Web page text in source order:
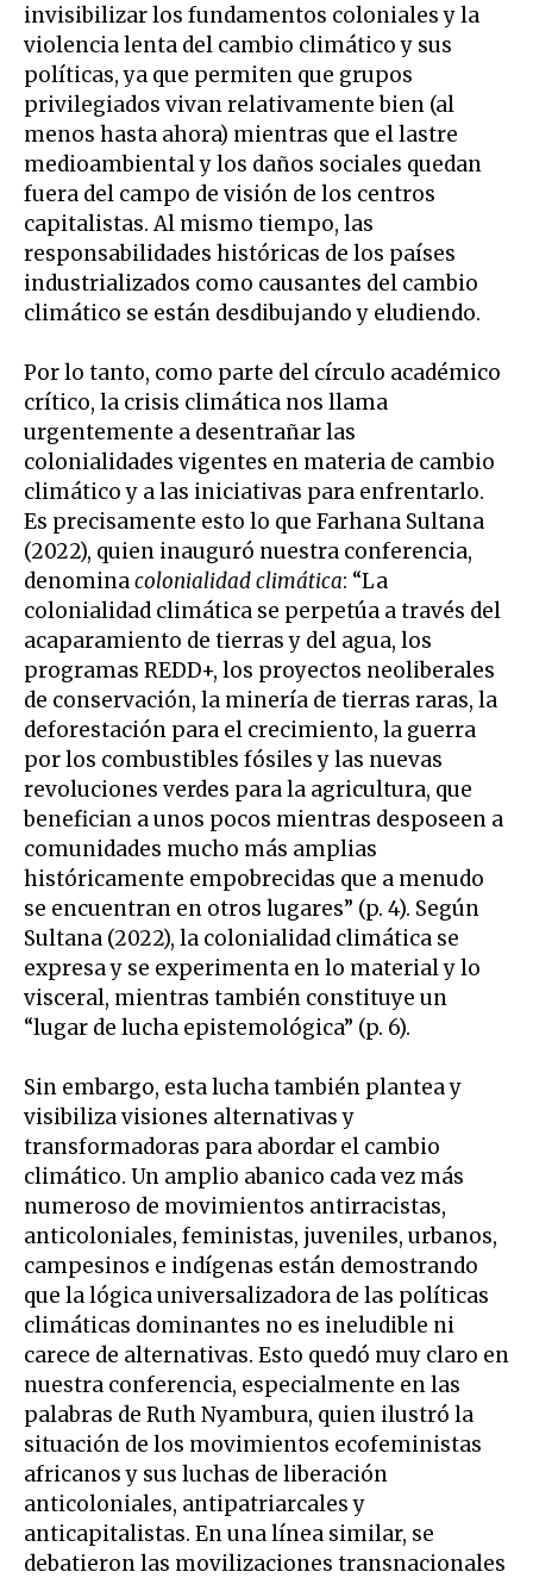
invisibilizar los fundamentos coloniales y la
violencia lenta del cambio climático y sus
políticas, ya que permiten que grupos
privilegiados vivan relativamente bien (al
menos hasta ahora) mientras que el lastre
medioambiental y los daños sociales quedan
fuera del campo de visión de los centros
capitalistas. Al mismo tiempo, las
responsabilidades históricas de los países
industrializados como causantes del cambio
climático se están desdibujando y eludiendo.
Por lo tanto, como parte del círculo académico
crítico, la crisis climática nos llama
urgentemente a desentrañar las
colonialidades vigentes en materia de cambio
climático y a las iniciativas para enfrentarlo.
Es precisamente esto lo que Farhana Sultana
(2022), quien inauguró nuestra conferencia,
denominacolonialidad climática: “La
colonialidad climática se perpetúa a través del
acaparamiento de tierras y del agua, los
programas REDD+, los proyectos neoliberales
de conservación, la minería de tierras raras, la
deforestación para el crecimiento, la guerra
por los combustibles fósiles y las nuevas
revoluciones verdes para la agricultura, que
benefician a unos pocos mientras desposeen a
comunidades mucho más amplias
históricamente empobrecidas que a menudo
se encuentran en otros lugares” (p. 4). Según
Sultana (2022), la colonialidad climática se
expresa y se experimenta en lo material y lo
visceral, mientras también constituye un
“lugar de lucha epistemológica” (p. 6).
Sin embargo, esta lucha también plantea y
visibiliza visiones alternativas y
transformadoras para abordar el cambio
climático. Un amplio abanico cada vez más
numeroso de movimientos antirracistas,
anticoloniales, feministas, juveniles, urbanos,
campesinos e indígenas están demostrando
que la lógica universalizadora de las políticas
climáticas dominantes no es ineludible ni
carece de alternativas. Esto quedó muy claro en
nuestra conferencia, especialmente en las
palabras de Ruth Nyambura, quien ilustró la
situación de los movimientos ecofeministas
africanos y sus luchas de liberación
anticoloniales, antipatriarcales y
anticapitalistas. En una línea similar, se
debatieron las movilizaciones transnacionales